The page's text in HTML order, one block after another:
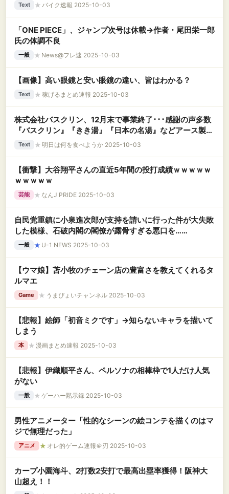
Text ★ バイク速報 2025-10-03
「ONE PIECE」、ジャンプ次号は休載→作者・尾田栄一郎
氏の体調不良
一般 ★ News@フレ速 2025-10-03
【画像】高い眼鏡と安い眼鏡の違い、皆はわかる？
Text ★ 稼げるまとめ速報 2025-10-03
株式会社バスクリン、12月末で事業終了･･･感謝の声多数
『バスクリン』『きき湯』『日本の名湯』などアース製薬
が「責任をもって引き継ぎ」
Text ★ 明日は何を食べようか 2025-10-03
【衝撃】大谷翔平さんの直近5年間の投打成績ｗｗｗｗｗ
ｗｗｗｗｗ
芸能 ★ なんJ PRIDE 2025-10-03
自民党重鎮に小泉進次郎が支持を請いに行った件が大失敗
した模様、石破内閣の閣僚が露骨すぎる悪口を……
一般 ★ U-1 NEWS 2025-10-03
【ウマ娘】苫小牧のチェーン店の豊富さを教えてくれるタ
ルマエ
Game ★ うまぴょいチャンネル 2025-10-03
【悲報】絵師「初音ミクです」→知らないキャラを描いて
しまう
本 ★ 漫画まとめ速報 2025-10-03
【悲報】伊織順平さん、ペルソナの相棒枠で1人だけ人気
がない
一般 ★ ゲーハー黙示録 2025-10-03
男性アニメーター「性的なシーンの絵コンテを描くのはマ
ジで無理だった」
アニメ ★ オレ的ゲーム速報＠刃 2025-10-03
カープ小園海斗、2打数2安打で最高出塁率獲得！阪神大
山超え！！